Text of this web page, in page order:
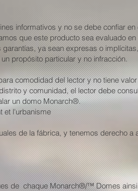
informativos y no se debe confiar
que este producto sea evaluado
ya sean expresas o
propósito particular y no infracción.
comodidad del lector y no tiene
y comunidad, el lector debe
un domo Monarch®.
et l'urbanisme
de la fábrica, y tenemos derecho a
de chaque Monarch®/™ Domes